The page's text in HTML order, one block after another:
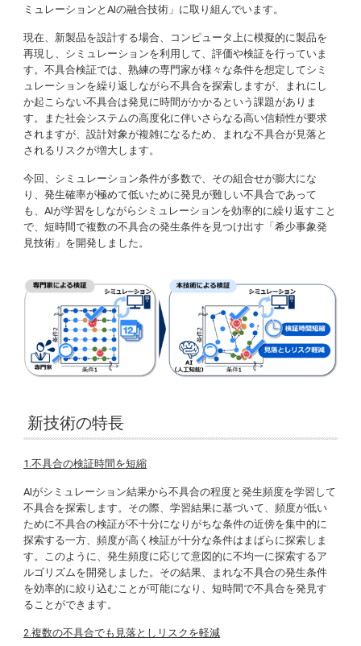
ミュレーションとAIの融合技術」に取り組んでいます。
現在、新製品を設計する場合、コンピュータ上に模擬的に製品を
再現し、シミュレーションを利用して、評価や検証を行っていま
す。不具合検証では、熟練の専門家が様々な条件を想定してシミ
ュレーションを繰り返しながら不具合を探索しますが、まれにし
か起こらない不具合は発見に時間がかかるという課題がありま
す。また社会システムの高度化に伴いさらなる高い信頼性が要求
されますが、設計対象が複雑になるため、まれな不具合が見落と
されるリスクが増大します。
今回、シミュレーション条件が多数で、その組合せが膨大にな
り、発生確率が極めて低いために発見が難しい不具合であって
も、AIが学習をしながらシミュレーションを効率的に繰り返すこと
で、短時間で複数の不具合の発生条件を見つけ出す「希少事象発
見技術」を開発しました。
新技術の特長
1.不具合の検証時間を短縮
AIがシミュレーション結果から不具合の程度と発生頻度を学習して
不具合を探索します。その際、学習結果に基づいて、頻度が低い
ために不具合の検証が不十分になりがちな条件の近傍を集中的に
探索する一方、頻度が高く検証が十分な条件はまばらに探索しま
す。このように、発生頻度に応じて意図的に不均一に探索するア
ルゴリズムを開発しました。その結果、まれな不具合の発生条件
を効率的に絞り込むことが可能になり、短時間で不具合を発見す
ることができます。
2.複数の不具合でも見落としリスクを軽減